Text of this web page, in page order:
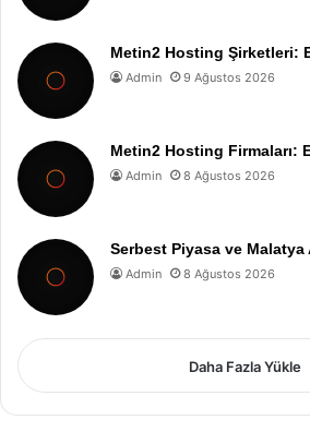
Metin2 Hosting Şirketleri:
Admin 9 Ağustos 2026
Metin2 Hosting Firmaları:
Admin 8 Ağustos 2026
Serbest Piyasa ve Malatya
Admin 8 Ağustos 2026
Daha Fazla Yükle